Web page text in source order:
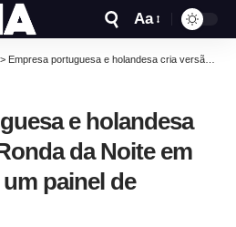
Aa
> Empresa portuguesa e holandesa cria versão da Ronda da Noite em NFT a partir de um painel de azulejos
e holandesa
da Noite em
painel de